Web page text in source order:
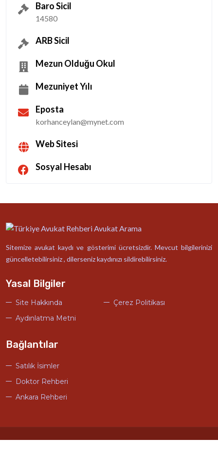
Baro Sicil
14580
ARB Sicil
Mezun Olduğu Okul
Mezuniyet Yılı
Eposta
korhanceylan@mynet.com
Web Sitesi
Sosyal Hesabı
Sitemize avukat kaydı ve gösterimi ücretsizdir. Mevcut bilgilerinizi
güncelletebilirsiniz , dilerseniz kaydınızı sildirebilirsiniz.
Yasal Bilgiler
Site Hakkında
Çerez Politikası
Aydınlatma Metni
Bağlantılar
Satılık İsimler
Doktor Rehberi
Ankara Rehberi